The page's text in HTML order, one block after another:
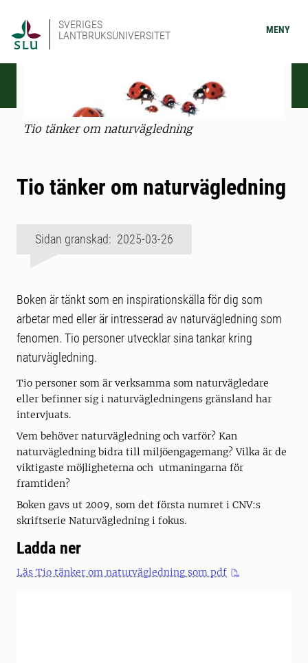
SVERIGES
LANTBRUKSUNIVERSITET
MENY
Tio tänker om naturvägledning
Tio tänker om naturvägledning
Sidan granskad: 2025-03-26
Boken är tänkt som en inspirationskälla för dig som
arbetar med eller är intresserad av naturvägledning som
fenomen. Tio personer utvecklar sina tankar kring
naturvägledning.
Tio personer som är verksamma som naturvägledare
eller befinner sig i naturvägledningens gränsland har
intervjuats.
Vem behöver naturvägledning och varför? Kan
naturvägledning bidra till miljöengagemang? Vilka är de
viktigaste möjligheterna och utmaningarna för
framtiden?
Boken gavs ut 2009, som det första numret i CNV:s
skriftserie Naturvägledning i fokus.
Ladda ner
Läs Tio tänker om naturvägledning som pdf